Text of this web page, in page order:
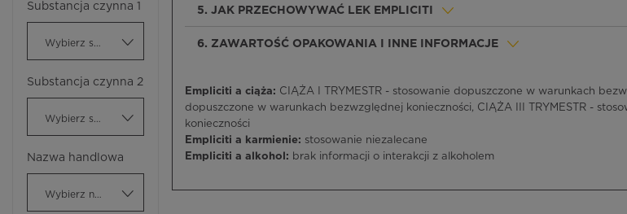
Substancja czynna 1
Substancja czynna 2
Nazwa handlowa
5. JAK PRZECHOWYWAĆ LEK EMPLICITI
6. ZAWARTOŚĆ OPAKOWANIA I INNE INFORMACJE
Empliciti a ciąża: CIĄŻA I TRYMESTR - stosowanie dopuszczone w warunkach
dopuszczone w warunkach bezwzględnej konieczności, CIĄŻA III TRYMESTR -
konieczności
Empliciti a karmienie: stosowanie niezalecane
Empliciti a alkohol: brak informacji o interakcji z alkoholem